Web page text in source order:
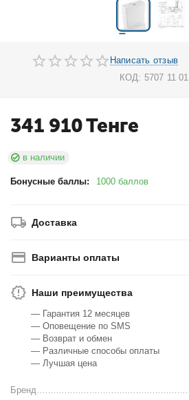
Написать отзыв
КОД: 5707 11 01
341 910Тенге
в наличии
Бонусные баллы: 1000 баллов
Доставка
Варианты оплаты
Наши преимущества
— Гарантия 12 месяцев
— Оповещение по SMS
— Возврат и обмен
— Различные способы оплаты
— Лучшая цена
Бренд